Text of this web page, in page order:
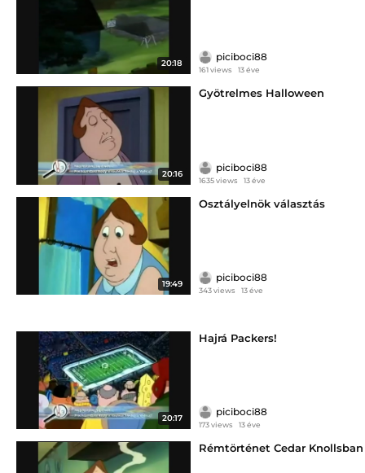
20:18
piciboci88
161 views 13 éve
20:16
Gyötrelmes Halloween
piciboci88
1635 views 13 éve
19:49
Osztályelnök választás
piciboci88
343 views 13 éve
20:17
Hajrá Packers!
piciboci88
173 views 13 éve
Rémtörténet Cedar Knollsban